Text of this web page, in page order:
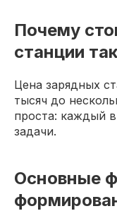
Почему
станции
Цена зарядных
тысяч до
проста: каждый
задачи.
Основные